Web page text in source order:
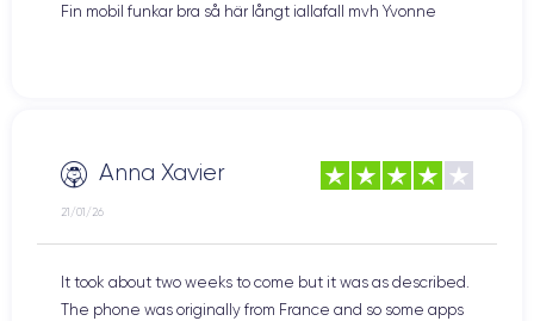
Fin mobil funkar bra så här långt iallafall mvh Yvonne
Anna Xavier
21/01/26
It took about two weeks to come but it was as described.
The phone was originally from France and so some apps